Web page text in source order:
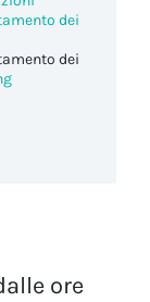
dei
dei
ore